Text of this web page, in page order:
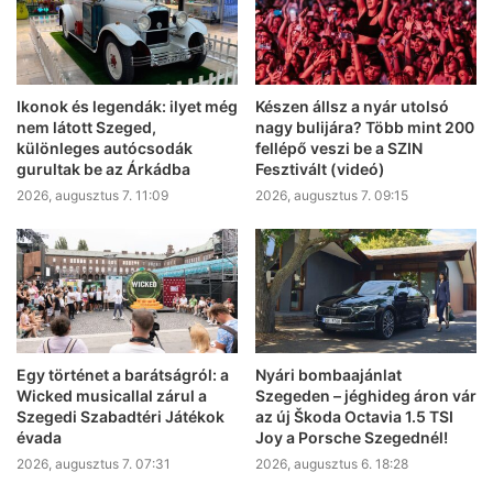
Ikonok és legendák: ilyet még
nem látott Szeged,
különleges autócsodák
gurultak be az Árkádba
2026, augusztus 7. 11:09
Készen állsz a nyár utolsó
nagy bulijára? Több mint 200
fellépő veszi be a SZIN
Fesztivált (videó)
2026, augusztus 7. 09:15
Egy történet a barátságról: a
Wicked musicallal zárul a
Szegedi Szabadtéri Játékok
évada
2026, augusztus 7. 07:31
Nyári bombaajánlat
Szegeden – jéghideg áron vár
az új Škoda Octavia 1.5 TSI
Joy a Porsche Szegednél!
2026, augusztus 6. 18:28